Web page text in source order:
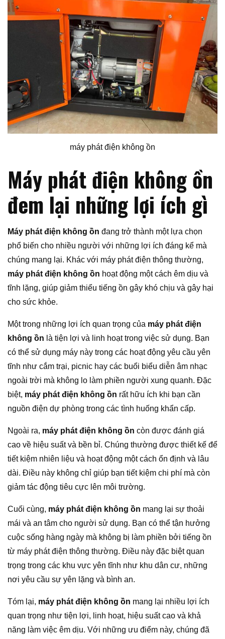
máy phát điện không ồn
Máy phát điện không ồn
đem lại những lợi ích gì
Máy phát điện không ồn đang trở thành một lựa chọn
phổ biến cho nhiều người với những lợi ích đáng kể mà
chúng mang lại. Khác với máy phát điện thông thường,
máy phát điện không ồn hoạt động một cách êm dịu và
tĩnh lặng, giúp giảm thiểu tiếng ồn gây khó chịu và gây hại
cho sức khỏe.
Một trong những lợi ích quan trọng của máy phát điện
không ồn là tiện lợi và linh hoạt trong việc sử dụng. Bạn
có thể sử dụng máy này trong các hoạt động yêu cầu yên
tĩnh như cắm trại, picnic hay các buổi biểu diễn âm nhạc
ngoài trời mà không lo làm phiền người xung quanh. Đặc
biệt, máy phát điện không ồn rất hữu ích khi bạn cần
nguồn điện dự phòng trong các tình huống khẩn cấp.
Ngoài ra, máy phát điện không ồn còn được đánh giá
cao về hiệu suất và bền bỉ. Chúng thường được thiết kế để
tiết kiệm nhiên liệu và hoạt động một cách ổn định và lâu
dài. Điều này không chỉ giúp bạn tiết kiệm chi phí mà còn
giảm tác động tiêu cực lên môi trường.
Cuối cùng, máy phát điện không ồn mang lại sự thoải
mái và an tâm cho người sử dụng. Bạn có thể tận hưởng
cuộc sống hàng ngày mà không bị làm phiền bởi tiếng ồn
từ máy phát điện thông thường. Điều này đặc biệt quan
trọng trong các khu vực yên tĩnh như khu dân cư, những
nơi yêu cầu sự yên lặng và bình an.
Tóm lại, máy phát điện không ồn mang lại nhiều lợi ích
quan trọng như tiện lợi, linh hoạt, hiệu suất cao và khả
năng làm việc êm dịu. Với những ưu điểm này, chúng đã